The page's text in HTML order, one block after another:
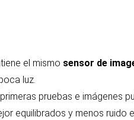
el mismo sensor de
luz.
pruebas e imágenes
equilibrados y menos ruido